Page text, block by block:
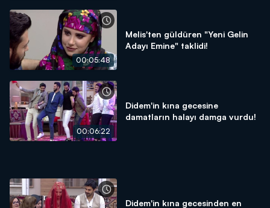
00:05:48
Melis'ten güldüren "Yeni Gelin
Adayı Emine" taklidi!
00:06:22
Didem'in kına gecesine
damatların halayı damga vurdu!
Didem'in kına gecesinden en